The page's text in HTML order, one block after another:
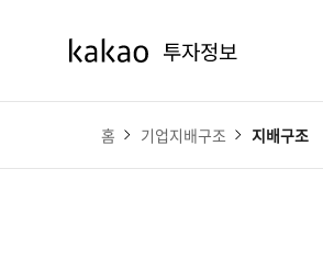
홈 기업지배구조 지배구조